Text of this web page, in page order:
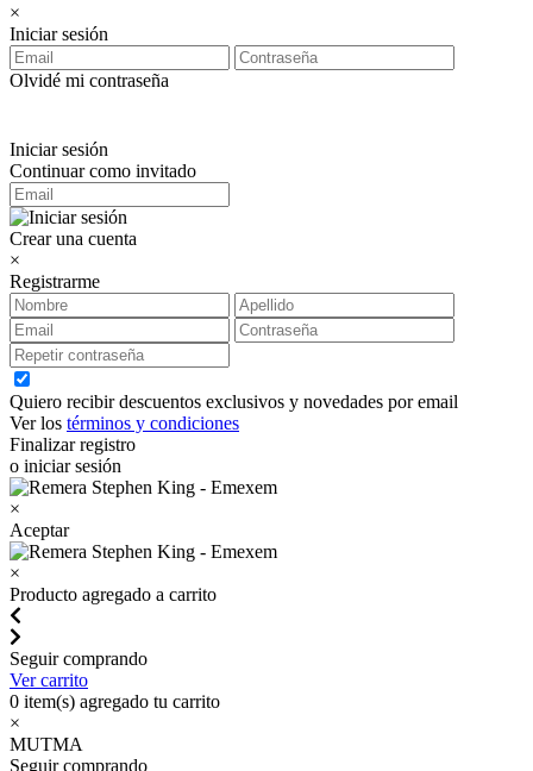
×
Iniciar sesión
Olvidé mi contraseña
Iniciar sesión
Continuar como invitado
Crear una cuenta
×
Registrarme
Quiero recibir descuentos exclusivos y novedades por email
Ver los términos y condiciones
Finalizar registro
o iniciar sesión
×
Aceptar
×
Producto agregado a carrito
Seguir comprando
Ver carrito
0 item(s) agregado tu carrito
×
MUTMA
Seguir comprando